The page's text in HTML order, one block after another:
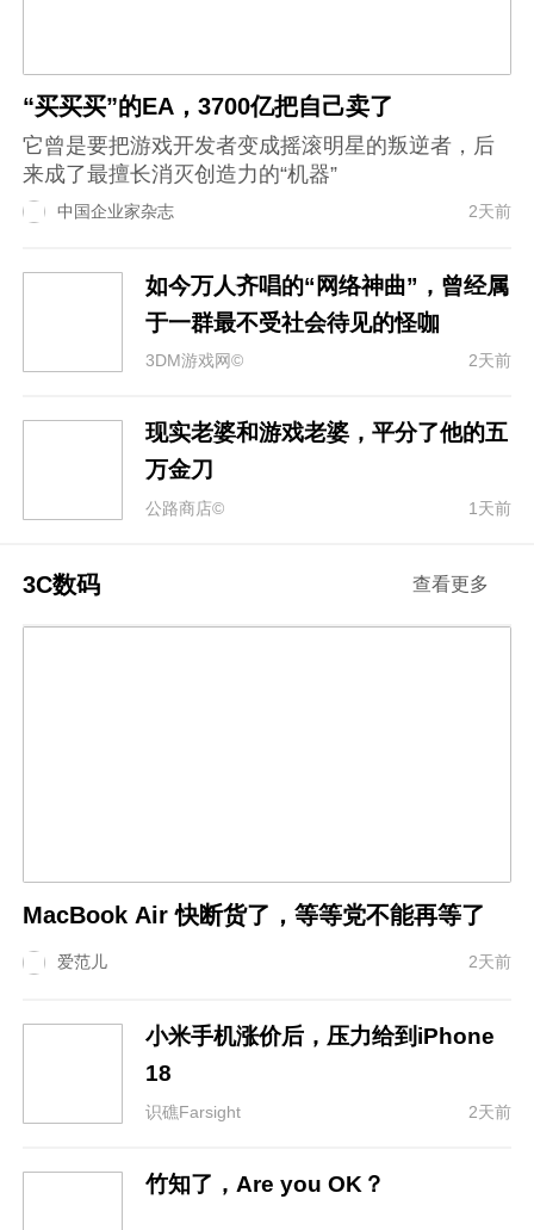
“买买买”的EA，3700亿把自己卖了
它曾是要把游戏开发者变成摇滚明星的叛逆者，后
来成了最擅长消灭创造力的“机器”
中国企业家杂志 2天前
如今万人齐唱的“网络神曲”，曾经属
于一群最不受社会待见的怪咖
3DM游戏网© 2天前
现实老婆和游戏老婆，平分了他的五
万金刀
公路商店© 1天前
3C数码 查看更多
MacBook Air 快断货了，等等党不能再等了
爱范儿 2天前
小米手机涨价后，压力给到iPhone
18
识礁Farsight 2天前
竹知了，Are you OK？